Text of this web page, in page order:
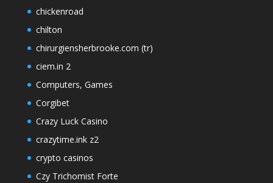
chickenroad
chilton
chirurgiensherbrooke.com (tr)
ciem.in 2
Computers, Games
Corgibet
Crazy Luck Casino
crazytime.ink z2
crypto casinos
Czy Trichomist Forte